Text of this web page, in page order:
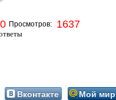
0 Просмотров: 1637
Вконтакте
Мой мир